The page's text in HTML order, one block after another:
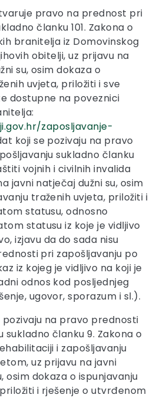
pravo na prednost pri
članku 101. Zakona o
branitelja iz Domovinskog
obitelji, uz prijavu na
su, osim dokaza o
uvjeta, priložiti i sve
dostupne na poveznici
zaposljavanje-
koji se pozivaju na pravo
sukladno članku
vojnih i civilnih invalida
javni natječaj dužni su, osim
traženih uvjeta, priložiti i
statusu, odnosno
statusu iz koje je vidljivo
izjavu da do sada nisu
pri zapošljavanju po
iz kojeg je vidljivo na koji je
odnos kod posljednjeg
ugovor, sporazum i sl.).
pozivaju na pravo prednosti
sukladno članku 9. Zakona o
i zapošljavanju
uz prijavu na javni
osim dokaza o ispunjavanju
i rješenje o utvrđenom